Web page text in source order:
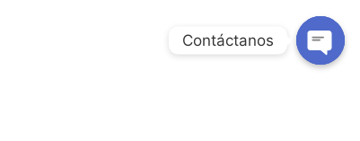
Contáctanos
Open